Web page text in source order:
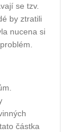
se tzv.
by ztratili
nucena si
částka